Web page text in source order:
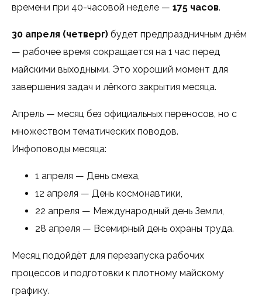
времени при 40-часовой неделе — 175 часов.
30 апреля (четверг) будет предпраздничным днём
— рабочее время сокращается на 1 час перед
майскими выходными. Это хороший момент для
завершения задач и лёгкого закрытия месяца.
Апрель — месяц без официальных переносов, но с
множеством тематических поводов.
Инфоповоды месяца:
1 апреля — День смеха,
12 апреля — День космонавтики,
22 апреля — Международный день Земли,
28 апреля — Всемирный день охраны труда.
Месяц подойдёт для перезапуска рабочих
процессов и подготовки к плотному майскому
графику.